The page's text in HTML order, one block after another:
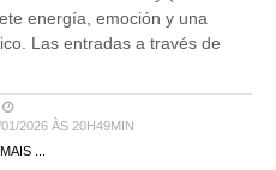
energía, emoción y una
Las entradas a través de
2026 ÀS 20H49MIN
...